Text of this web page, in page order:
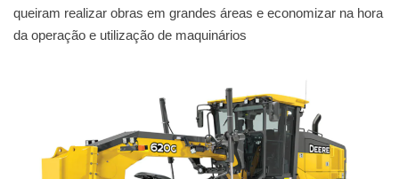
queiram realizar obras em grandes áreas e economizar na hora
da operação e utilização de maquinários